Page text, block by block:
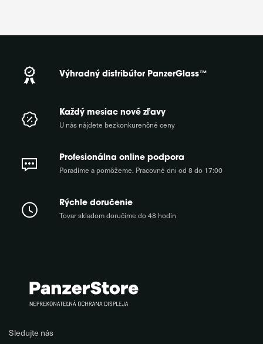
Výhradný distribútor PanzerGlass™
Každý mesiac nové zľavy
U nás nájdete bezkonkurenčné ceny
Profesionálna online podpora
Poradíme a pomôžeme. Pracovné dni od 8 do 17:00
Rýchle doručenie
Tovar skladom doručíme do 48 hodín
Sledujte nás